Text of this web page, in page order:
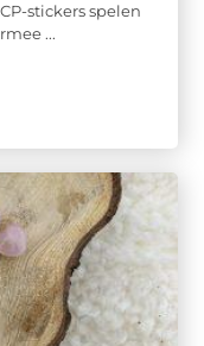
stickers spelen
...